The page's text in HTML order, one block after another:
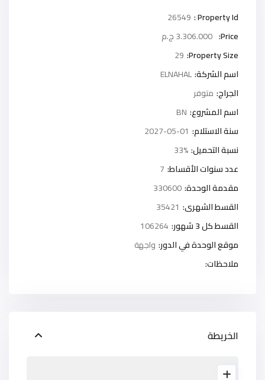
Property Id :
26549
Price: 3.306.000 ج.م
Property Size:
29
اسم الشركة:ELNAHAL
الجراج: متوفر
اسم المشروع: BN
سنة الاستلام: 2027-05-01
نسبة التحميل:33%
عدد سنوات الأقساط: 7
مقدمة الوحدة:330600
القسط الشهرى: 35421
القسط كل 3 شهور:
106264
موقع الوحدة في الدور: واجهة
ملاحظات:
الخريطة